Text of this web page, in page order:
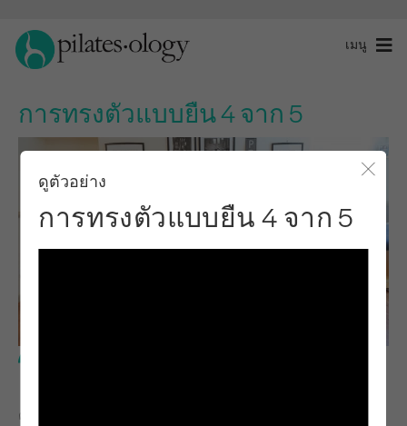
เมนู
การทรงตัวแบบยืน 4 จาก 5
ดูตัวอย่าง
การทรงตัวแบบยืน 4 จาก 5
ครู